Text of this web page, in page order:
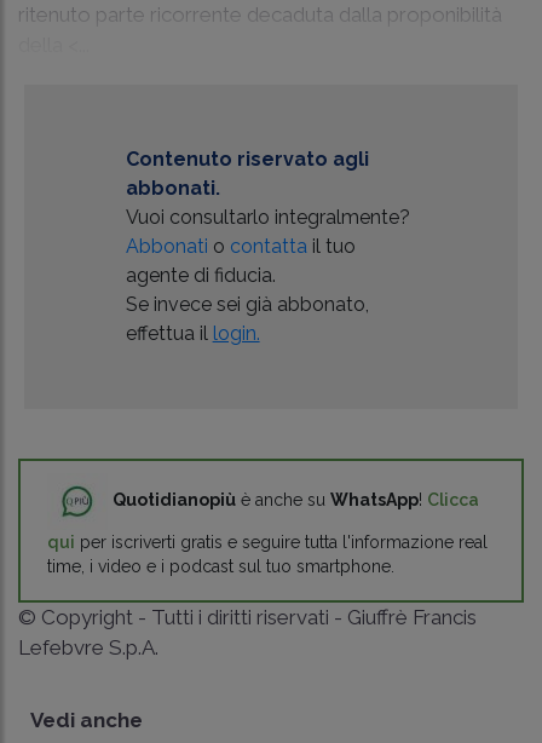
ritenuto parte ricorrente decaduta dalla proponibilità
Contenuto riservato agli
abbonati.
Vuoi consultarlo integralmente?
Abbonati o contatta il tuo
agente di fiducia.
Se invece sei già abbonato,
effettua il login.
Quotidianopiù è anche su WhatsApp! Clicca
qui per iscriverti gratis e seguire tutta l'informazione real
time, i video e i podcast sul tuo smartphone.
© Copyright - Tutti i diritti riservati - Giuffrè Francis
Lefebvre S.p.A.
Vedi anche